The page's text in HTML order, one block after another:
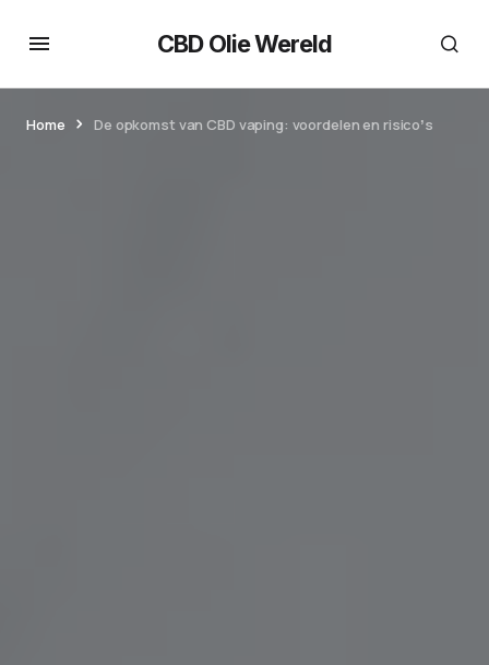
CBD Olie Wereld
Home De opkomst van CBD vaping: voordelen en risicoʼs